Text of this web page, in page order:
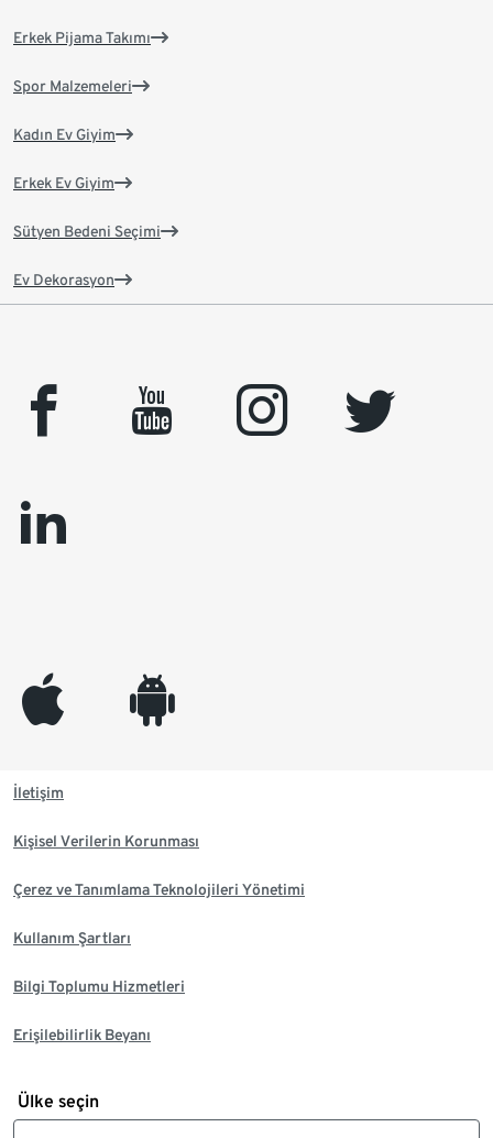
Erkek Pijama Takımı
Spor Malzemeleri
Kadın Ev Giyim
Erkek Ev Giyim
Sütyen Bedeni Seçimi
Ev Dekorasyon
facebook youtube instagram
twitter
linkedin
appleinc android
İletişim
Kişisel Verilerin Korunması
Çerez ve Tanımlama Teknolojileri Yönetimi
Kullanım Şartları
Bilgi Toplumu Hizmetleri
Erişilebilirlik Beyanı
Ülke seçin